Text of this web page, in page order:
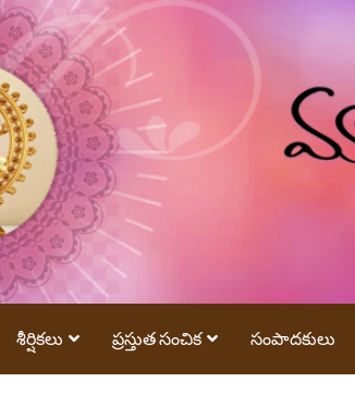
శీర్షికలు ప్రస్తుత సంచిక సంపాదకులు